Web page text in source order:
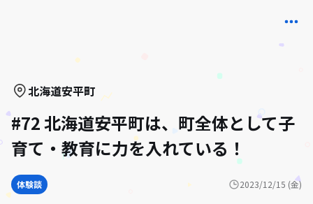
北海道安平町
#72 北海道安平町は、町全体として子
育て・教育に力を入れている！
体験談 2023/12/15 (金)